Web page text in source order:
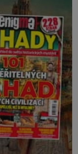
„Odkud…?“
ale v houštině
kdo by po nich
A když se […]